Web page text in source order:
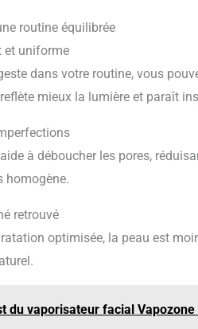
routine équilibrée
et uniforme
dans votre routine, vous
mieux la lumière et paraît
à déboucher les pores,
homogène.
retrouvé
optimisée, la peau est
du vaporisateur facial Vapozone